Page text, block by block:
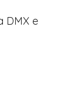
DMX e